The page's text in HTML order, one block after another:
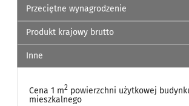
Przeciętne wynagrodzenie
Produkt krajowy brutto
Inne
Cena 1 m2 powierzchni użytkowej
mieszkalnego